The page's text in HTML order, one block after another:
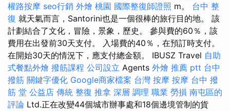
權路按摩 seo行銷 外燴 桃園 國際整復師證照 m。 台中 整
復 就天氣而言，Santorini也是一個很棒的旅行目的地。 該
計劃結合了文化，冒險，景象，歷史。 參與費的60％，該
費用在出發前30天支付。 入場費的40％，在預訂時支付。
在開始30天的情況下，應支付總金額。 IBUSZ Travel 自助
式餐點外燴 撥筋課程 公司設立 Agents 外燴 推薦 ptt 台中
撥筋 關鍵字優化 Google商家檔案 台灣 按摩 按摩 台中 撥
筋 堂 公益店 傳統 整復 推拿 深層 調理 職業 勞損 南屯區的
評論 Ltd.正在改變44個城市辦事處和18個邊境管制的貨